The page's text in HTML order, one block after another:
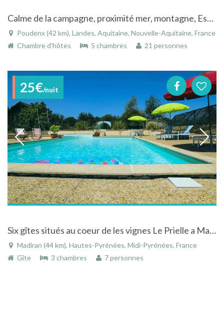
Calme de la campagne, proximité mer, montagne, Espagne .Gastronomie, culture
Poudenx (42 km), Landes, Aquitaine, Nouvelle-Aquitaine, France
Chambre d'hôtes
5 chambres 21 personnes
25€/nuit
Six gîtes situés au coeur de les vignes Le Prielle a Madiran
Madiran (44 km), Hautes-Pyrénées, Midi-Pyrénées, France
Gîte
3 chambres 7 personnes